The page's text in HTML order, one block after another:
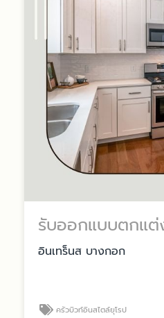
อินเทร็นส บางกอก
ครัวบิวท์อินสไตล์ยุโรป